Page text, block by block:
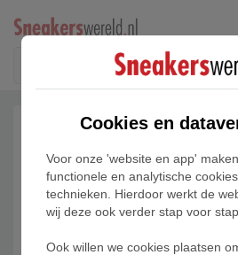
Cookies en
Voor onze 'website en app'
functionele en analytische
technieken. Hierdoor werkt de
wij deze ook verder stap voor
Ook willen we cookies plaatsen